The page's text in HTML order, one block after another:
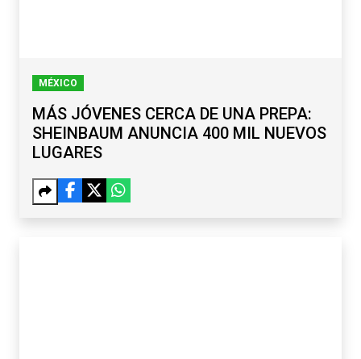
MÉXICO
MÁS JÓVENES CERCA DE UNA PREPA:
SHEINBAUM ANUNCIA 400 MIL NUEVOS
LUGARES